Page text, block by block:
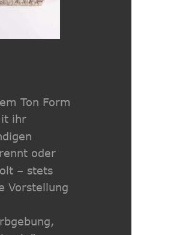
Ton Form
ihr
oder
– stets
Vorstellung